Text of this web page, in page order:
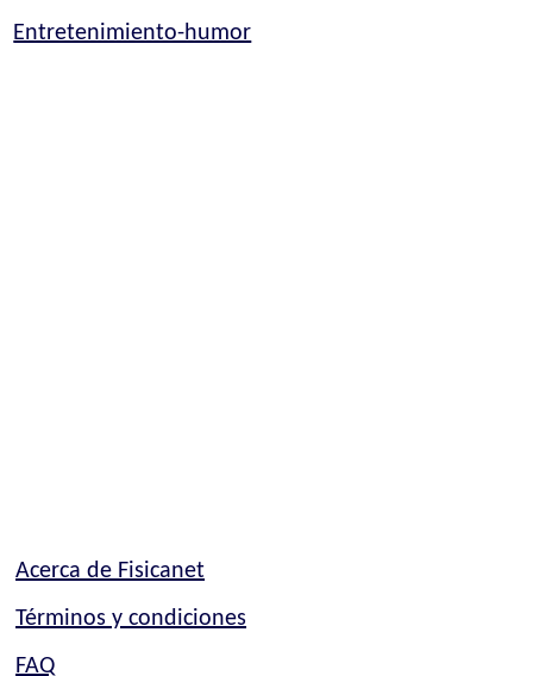
Entretenimiento-humor
Acerca de Fisicanet
Términos y condiciones
FAQ